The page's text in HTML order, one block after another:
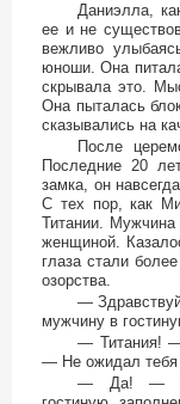
Даниэлла,
ее и не
вежливо
юноши. Она
скрывала это.
Она пыталась
сказывались на
После
Последние 20
замка, он
С тех пор, как
Титании. Мужчина
женщиной.
глаза стали
озорства.
—
мужчину в
— Титания! —
— Не ожидал тебя
— Да! —